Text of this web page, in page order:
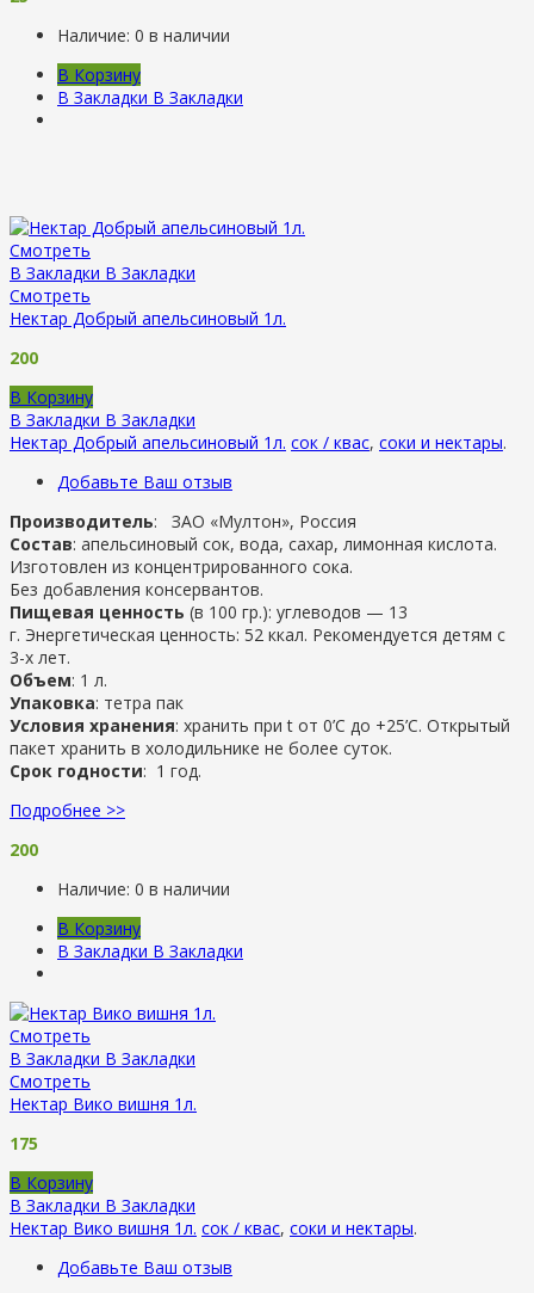
Наличие: 0 в наличии
В Корзину
В Закладки В Закладки
Смотреть
В Закладки В Закладки
Смотреть
Нектар Добрый апельсиновый 1л.
200
В Корзину
В Закладки В Закладки
Нектар Добрый апельсиновый 1л. сок / квас, соки и нектары.
Добавьте Ваш отзыв
Производитель: ЗАО «Мултон», Россия
Состав: апельсиновый сок, вода, сахар, лимонная кислота.
Изготовлен из концентрированного сока.
Без добавления консервантов.
Пищевая ценность (в 100 гр.): углеводов — 13
г. Энергетическая ценность: 52 ккал. Рекомендуется детям с
3-х лет.
Объем: 1 л.
Упаковка: тетра пак
Условия хранения: хранить при t от 0’C до +25’C. Открытый
пакет хранить в холодильнике не более суток.
Срок годности: 1 год.
Подробнее >>
200
Наличие: 0 в наличии
В Корзину
В Закладки В Закладки
Смотреть
В Закладки В Закладки
Смотреть
Нектар Вико вишня 1л.
175
В Корзину
В Закладки В Закладки
Нектар Вико вишня 1л. сок / квас, соки и нектары.
Добавьте Ваш отзыв